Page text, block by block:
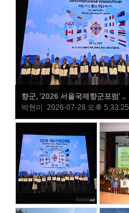
향군, '2026 서울국제향군포럼' ..
박현미 2026-07-28 오후 5:33:25